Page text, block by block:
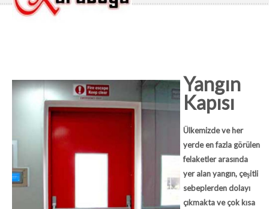
Yangın
Kapısı
Ülkemizde ve her
yerde en fazla görülen
felaketler arasında
yer alan yangın, çeşitli
sebeplerden dolayı
çıkmakta ve çok kısa